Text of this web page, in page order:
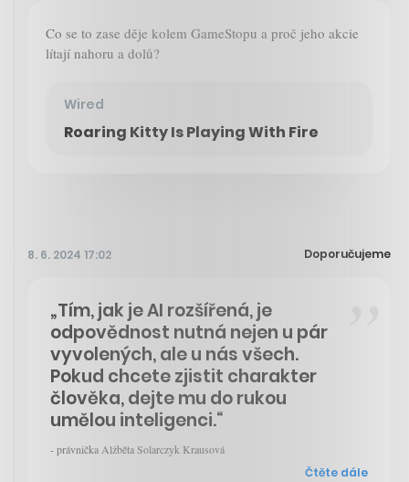
Co se to zase děje kolem GameStopu a proč jeho akcie
lítají nahoru a dolů?
Wired
Roaring Kitty Is Playing With Fire
8. 6. 2024 17:02 Doporučujeme
„Tím, jak je AI rozšířená, je
odpovědnost nutná nejen u pár
vyvolených, ale u nás všech.
Pokud chcete zjistit charakter
člověka, dejte mu do rukou
umělou inteligenci.“
- právnička Alžběta Solarczyk Krausová
Čtěte dále